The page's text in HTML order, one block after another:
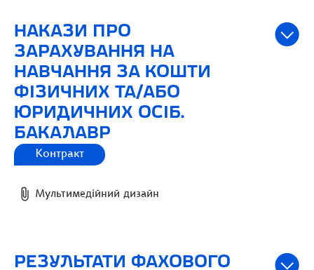
НАКАЗИ ПРО
ЗАРАХУВАННЯ НА
НАВЧАННЯ ЗА КОШТИ
ФІЗИЧНИХ ТА/АБО
ЮРИДИЧНИХ ОСІБ.
БАКАЛАВР
Контракт
Мультимедійний дизайн
РЕЗУЛЬТАТИ ФАХОВОГО